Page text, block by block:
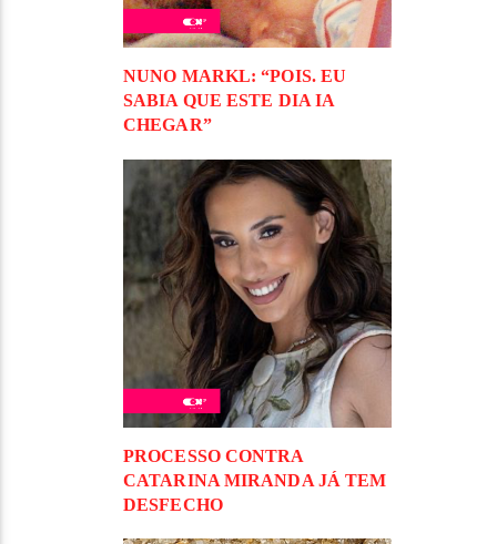
NUNO MARKL: “POIS. EU
SABIA QUE ESTE DIA IA
CHEGAR”
PROCESSO CONTRA
CATARINA MIRANDA JÁ TEM
DESFECHO